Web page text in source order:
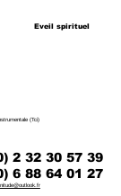
Eveil spirituel
2 32 30 57 39
6 88 64 01 27
(Tci)